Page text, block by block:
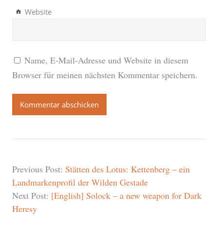
Website
Name, E-Mail-Adresse und Website in diesem
Browser für meinen nächsten Kommentar speichern.
Previous Post: Stätten des Lotus: Kettenberg – ein
Landmarkenprofil der Wilden Gestade
Next Post: [English] Solock – a new weapon for Dark
Heresy